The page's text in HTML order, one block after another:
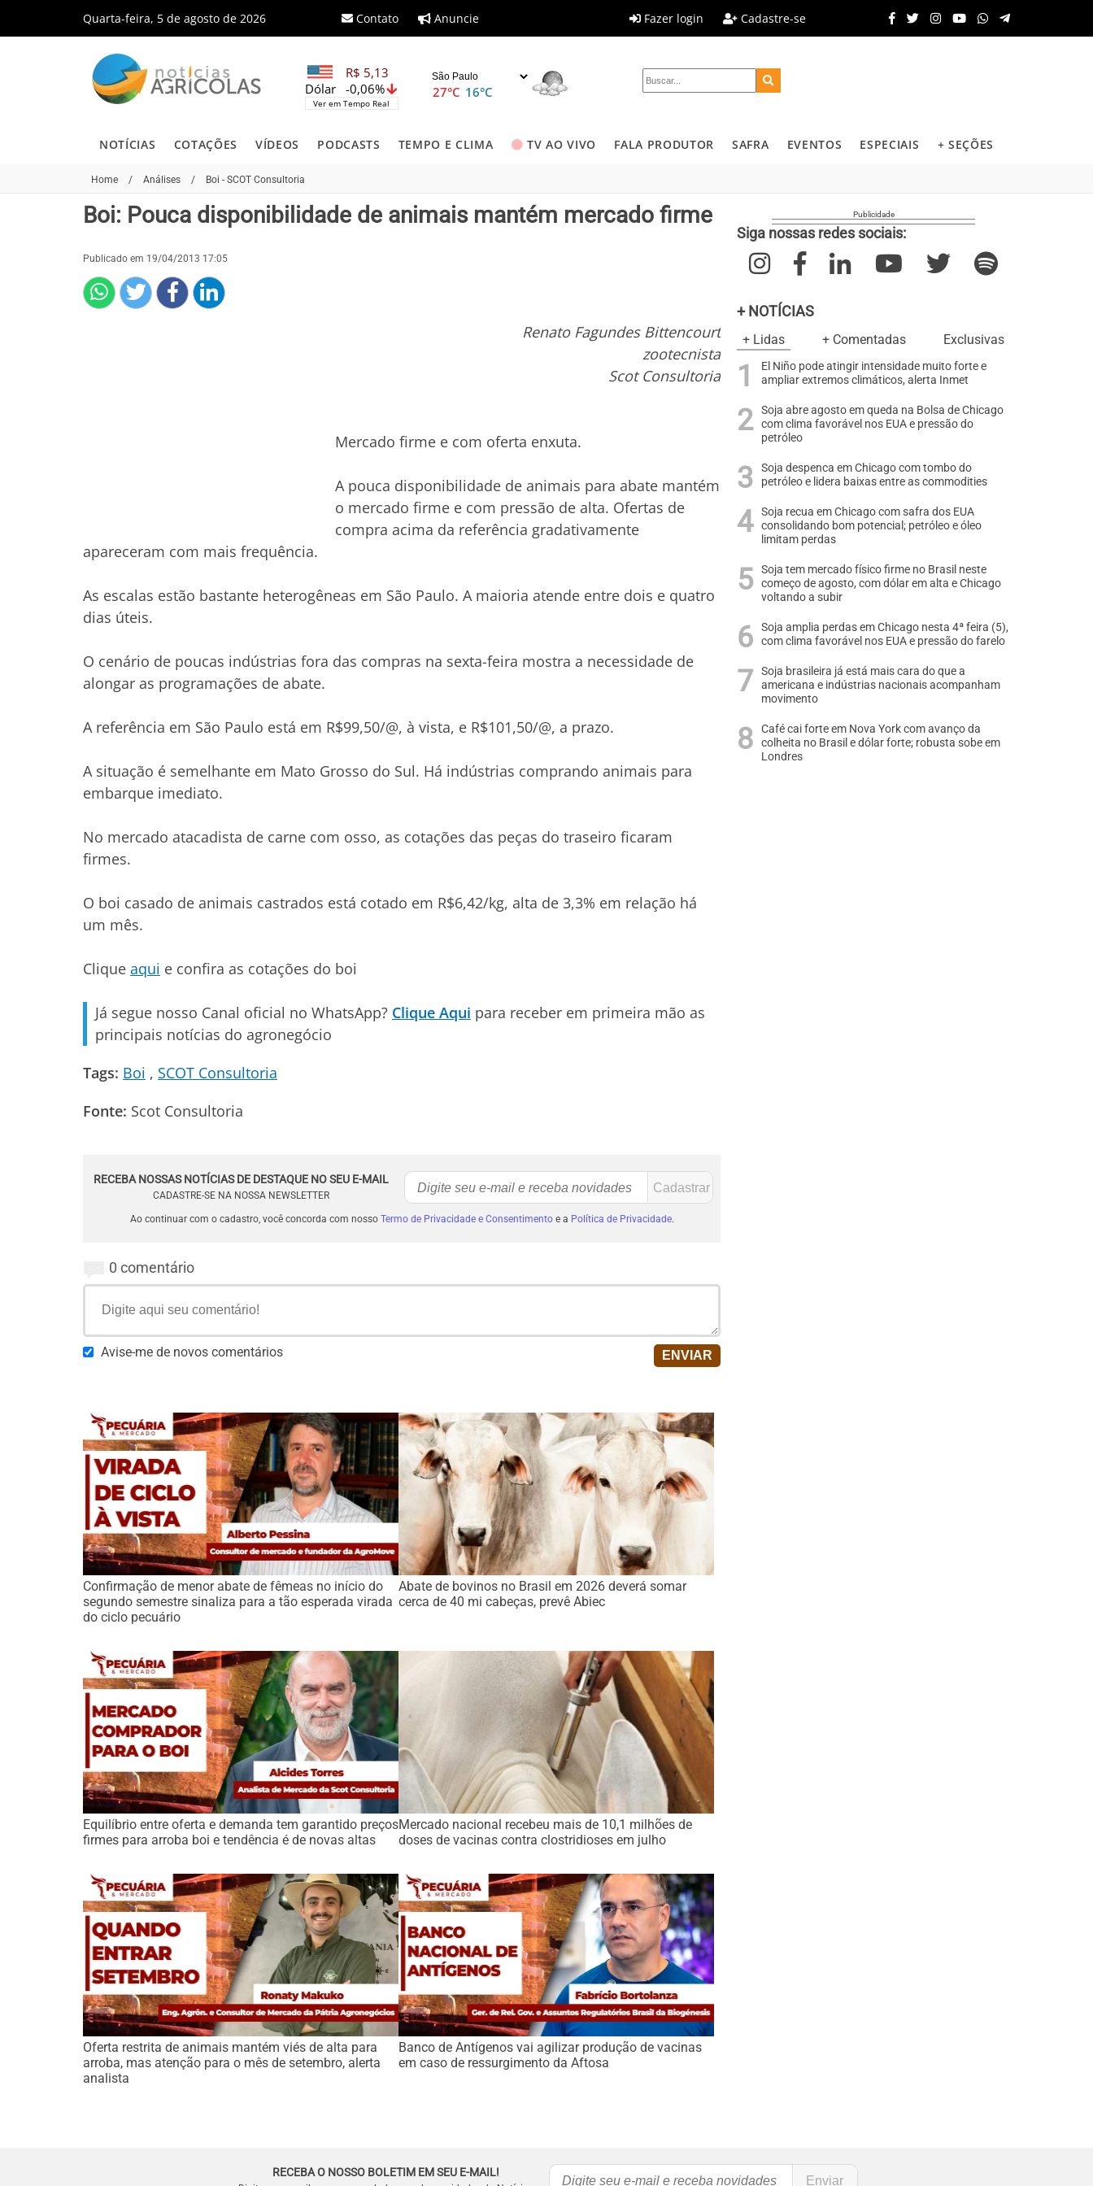
Quarta-feira, 5 de agosto de 2026 Contato Anuncie Fazer login Cadastre-se
R$ 5,13
-0,06%
Dólar
Ver em Tempo Real
27°C 16°C
NOTÍCIAS COTAÇÕES VÍDEOS PODCASTS TEMPO E CLIMA TV AO VIVO FALA PRODUTOR SAFRA EVENTOS ESPECIAIS + SEÇÕES
Home / Análises / Boi - SCOT Consultoria
Boi: Pouca disponibilidade de animais mantém mercado firme
Publicado em 19/04/2013 17:05
Renato Fagundes Bittencourt
zootecnista
Scot Consultoria
Mercado firme e com oferta enxuta.
A pouca disponibilidade de animais para abate mantém
o mercado firme e com pressão de alta. Ofertas de
compra acima da referência gradativamente
apareceram com mais frequência.
As escalas estão bastante heterogêneas em São Paulo. A maioria atende entre dois e quatro
dias úteis.
O cenário de poucas indústrias fora das compras na sexta-feira mostra a necessidade de
alongar as programações de abate.
A referência em São Paulo está em R$99,50/@, à vista, e R$101,50/@, a prazo.
A situação é semelhante em Mato Grosso do Sul. Há indústrias comprando animais para
embarque imediato.
No mercado atacadista de carne com osso, as cotações das peças do traseiro ficaram
firmes.
O boi casado de animais castrados está cotado em R$6,42/kg, alta de 3,3% em relação há
um mês.
Clique aqui e confira as cotações do boi
Já segue nosso Canal oficial no WhatsApp? Clique Aqui para receber em primeira mão as
principais notícias do agronegócio
Tags: Boi
SCOT Consultoria
Fonte: Scot Consultoria
RECEBA NOSSAS NOTÍCIAS DE DESTAQUE NO SEU E-MAIL
CADASTRE-SE NA NOSSA NEWSLETTER
Ao continuar com o cadastro, você concorda com nosso Termo de Privacidade e Consentimentoe a Política de Privacidade.
0 comentário
Avise-me de novos comentários
Confirmação de menor abate de fêmeas no início do
segundo semestre sinaliza para a tão esperada virada
do ciclo pecuário
Abate de bovinos no Brasil em 2026 deverá somar
cerca de 40 mi cabeças, prevê Abiec
Equilíbrio entre oferta e demanda tem garantido preços
firmes para arroba boi e tendência é de novas altas
Mercado nacional recebeu mais de 10,1 milhões de
doses de vacinas contra clostridioses em julho
Oferta restrita de animais mantém viés de alta para
arroba, mas atenção para o mês de setembro, alerta
analista
Banco de Antígenos vai agilizar produção de vacinas
em caso de ressurgimento da Aftosa
Siga nossas redes sociais:
+ NOTÍCIAS
+ Lidas + Comentadas Exclusivas
El Niño pode atingir intensidade muito forte e
ampliar extremos climáticos, alerta Inmet
Soja abre agosto em queda na Bolsa de Chicago
com clima favorável nos EUA e pressão do
petróleo
Soja despenca em Chicago com tombo do
petróleo e lidera baixas entre as commodities
Soja recua em Chicago com safra dos EUA
consolidando bom potencial; petróleo e óleo
limitam perdas
Soja tem mercado físico firme no Brasil neste
começo de agosto, com dólar em alta e Chicago
voltando a subir
Soja amplia perdas em Chicago nesta 4ª feira (5),
com clima favorável nos EUA e pressão do farelo
Soja brasileira já está mais cara do que a
americana e indústrias nacionais acompanham
movimento
Café cai forte em Nova York com avanço da
colheita no Brasil e dólar forte; robusta sobe em
Londres
RECEBA O NOSSO BOLETIM EM SEU E-MAIL!